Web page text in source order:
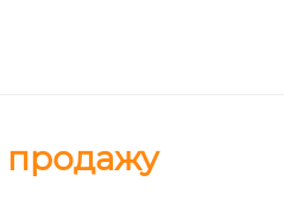
продажу